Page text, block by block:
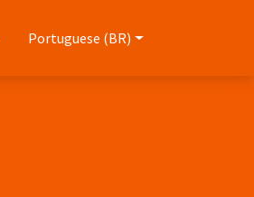
Portuguese (BR)